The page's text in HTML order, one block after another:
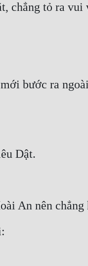
chẳng tỏ ra vui
bước ra
Dật.
An nên chẳng